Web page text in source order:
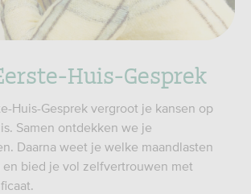
Huis-Gesprek
Huis-Gesprek vergroot je kansen op
Samen ontdekken we je
Daarna weet je welke maandlasten
en bied je vol zelfvertrouwen met